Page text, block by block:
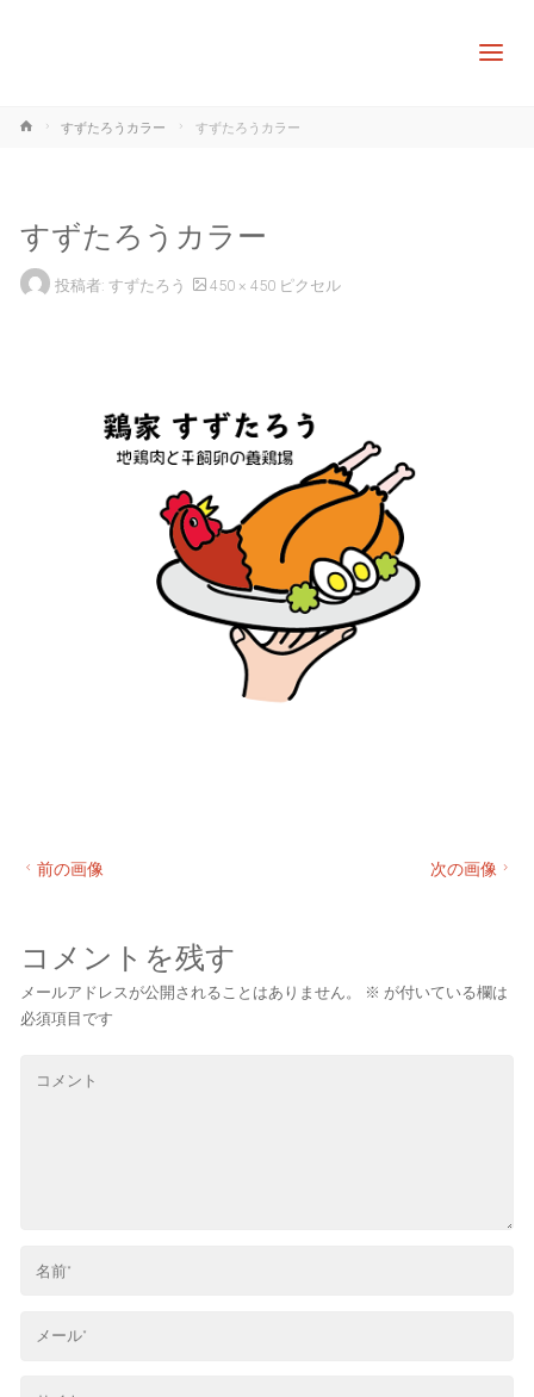
ホ
すずたろうカラー すずたろうカラー
すずたろうカラー
投稿者: すずたろう フ 450 × 450 ピクセル
前の画像 次の画像
コメントを残す
メールアドレスが公開されることはありません。 ※ が付いている欄は
必須項目です